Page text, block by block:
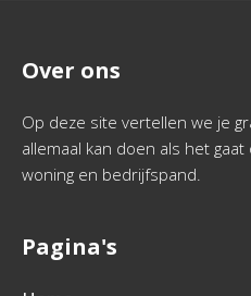
Over ons
Op deze site vertellen we je
allemaal kan doen als het
woning en bedrijfspand.
Pagina's